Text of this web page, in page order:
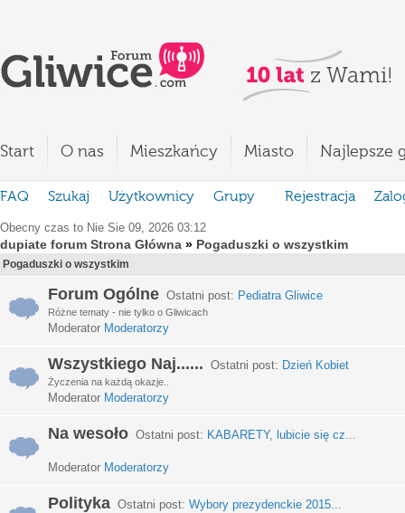
Start O nas Mieszkańcy Miasto Najlepsze
FAQ Szukaj Użytkownicy Grupy Rejestracja
Obecny czas to Nie Sie 09, 2026 03:12
dupiate forum Strona Główna » Pogaduszki o wszystkim
Pogaduszki o wszystkim
Forum Ogólne Ostatni post: Pediatra Gliwice
Różne tematy - nie tylko o Gliwicach
Moderator Moderatorzy
Wszystkiego Naj...... Ostatni post: Dzień Kobiet
Życzenia na każdą okazje..
Moderator Moderatorzy
Na wesoło Ostatni post: KABARETY, lubicie się cz...
Moderator Moderatorzy
Polityka Ostatni post: Wybory prezydenckie 2015...